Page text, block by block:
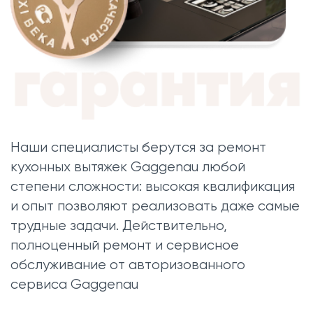
Наши специалисты берутся за ремонт
кухонных вытяжек Gaggenau любой
степени сложности: высокая квалификация
и опыт позволяют реализовать даже самые
трудные задачи. Действительно,
полноценный ремонт и сервисное
обслуживание от авторизованного
сервиса Gaggenau